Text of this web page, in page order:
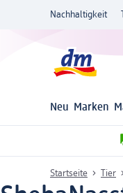
Nachhaltigkeit
Neu Marken
Startseite Tier